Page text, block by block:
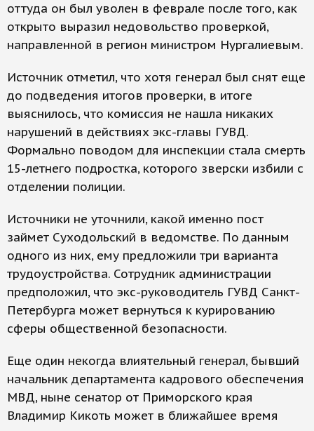
оттуда он был уволен в феврале после того, как
открыто выразил недовольство проверкой,
направленной в регион министром Нургалиевым.
Источник отметил, что хотя генерал был снят еще
до подведения итогов проверки, в итоге
выяснилось, что комиссия не нашла никаких
нарушений в действиях экс-главы ГУВД.
Формально поводом для инспекции стала смерть
15-летнего подростка, которого зверски избили с
отделении полиции.
Источники не уточнили, какой именно пост
займет Суходольский в ведомстве. По данным
одного из них, ему предложили три варианта
трудоустройства. Сотрудник администрации
предположил, что экс-руководитель ГУВД Санкт-
Петербурга может вернуться к курированию
сферы общественной безопасности.
Еще один некогда влиятельный генерал, бывший
начальник департамента кадрового обеспечения
МВД, ныне сенатор от Приморского края
Владимир Кикоть может в ближайшее время